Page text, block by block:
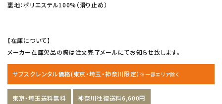
裏地：ポリエステル100%（滑り止め）
【在庫について】
メーカー在庫欠品の際は注文完了メールにてお知らせ致します。
サブスクレンタル価格(東京・埼玉・神奈川限定） ※一部エリア除く
東京・埼玉送料無料 神奈川往復送料6,600円